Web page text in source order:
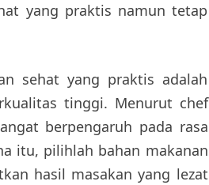
yang praktis namun tetap
sehat yang praktis adalah
tinggi. Menurut chef
berpengaruh pada rasa
itu, pilihlah bahan makanan
hasil masakan yang lezat